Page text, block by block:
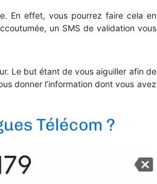
En effet, vous pourrez faire cela en
un SMS de validation vous
Le but étant de vous aiguiller afin de
donner l’information dont vous avez
Télécom ?